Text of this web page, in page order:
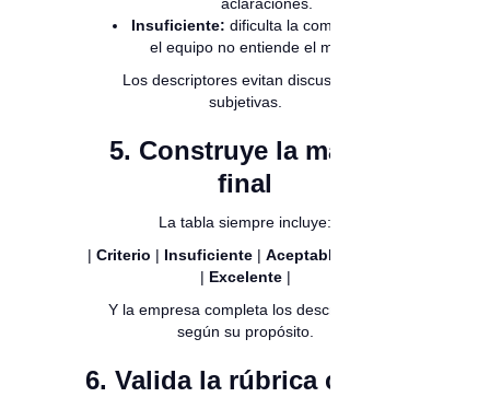
Insuficiente: dificulta la comunicación;
el equipo no entiende el mensaje.
Los descriptores evitan discusiones
subjetivas.
5. Construye la matriz
final
La tabla siempre incluye:
| Criterio | Insuficiente| Aceptable
| Excelente|
Y la empresa completa los descriptores
según su propósito.
6. Valida la rúbrica con tu